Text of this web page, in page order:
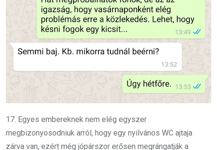
17. Egyes embereknek nem elég egyszer
megbizonyosodniuk arról, hogy egy nyilvános WC ajtaja
zárva van, ezért még jópárszor erősen megrángatják a